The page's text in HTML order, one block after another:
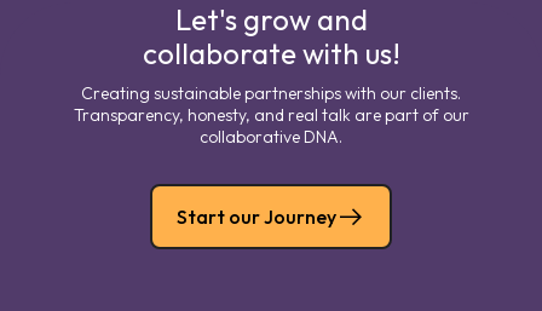
Let's grow and
collaborate with us!
Creating sustainable partnerships with our clients.
Transparency, honesty, and real talk are part of our
collaborative DNA.
Start our Journey